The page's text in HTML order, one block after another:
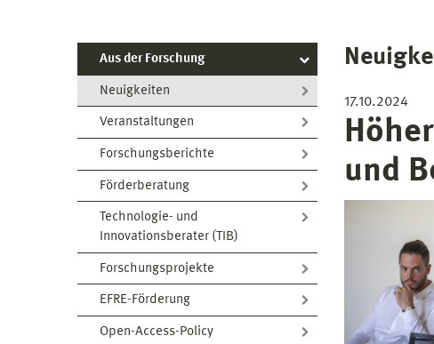
Aus der Forschung
Neuigkeiten
Veranstaltungen
Forschungsberichte
Förderberatung
Technologie- und
Innovationsberater (TIB)
Forschungsprojekte
EFRE-Förderung
Open-Access-Policy
17.10.2024
und